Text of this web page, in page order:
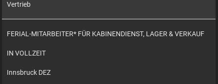
Vertrieb
FERIAL-MITARBEITER* FÜR KABINENDIENST, LAGER & VERKAUF
IN VOLLZEIT
Innsbruck DEZ